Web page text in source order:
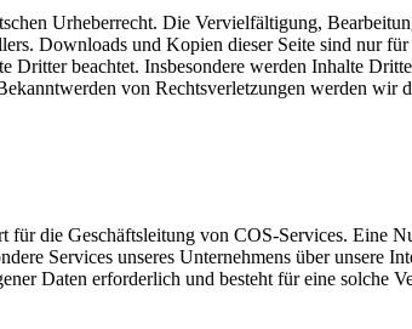
Urheberrecht. Die Vervielfältigung,
Downloads und Kopien dieser Seite sind nur
beachtet. Insbesondere werden Inhalte
von Rechtsverletzungen werden wir
für die Geschäftsleitung von COS-Services. Eine
Services unseres Unternehmens über unsere
Daten erforderlich und besteht für eine solche